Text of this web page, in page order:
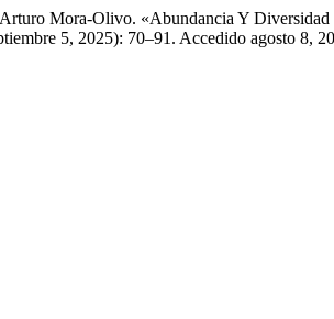
Mora-Olivo. «Abundancia Y Diversidad
5, 2025): 70–91. Accedido agosto 8,